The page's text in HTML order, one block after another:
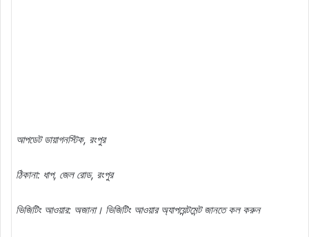
আপডেট ডায়াগনস্টিক, রংপুর
ঠিকানা: ধাপ, জেল রোড, রংপুর
ভিজিটিং আওয়ার: অজানা। ভিজিটিং আওয়ার অ্যাপয়েন্টমেন্ট জানতে কল করুন